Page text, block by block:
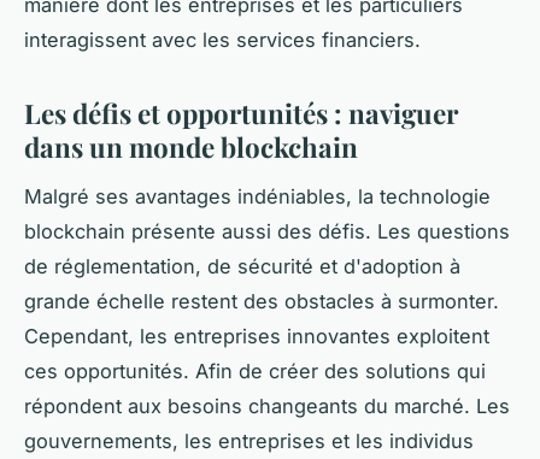
manière dont les entreprises et les particuliers
interagissent avec les services financiers.
Les défis et opportunités : naviguer
dans un monde blockchain
Malgré ses avantages indéniables, la technologie
blockchain présente aussi des défis. Les questions
de réglementation, de sécurité et d'adoption à
grande échelle restent des obstacles à surmonter.
Cependant, les entreprises innovantes exploitent
ces opportunités. Afin de créer des solutions qui
répondent aux besoins changeants du marché. Les
gouvernements, les entreprises et les individus